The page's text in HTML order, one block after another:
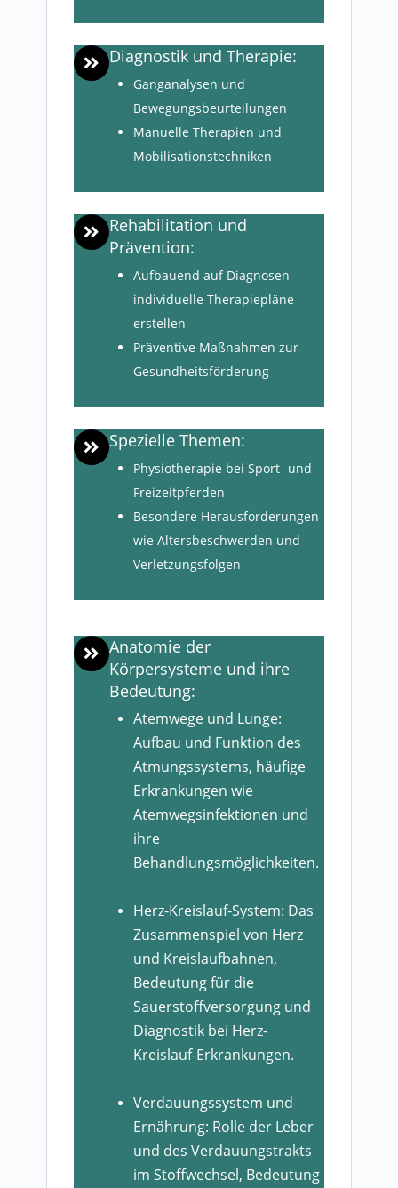
Diagnostik und Therapie:
Ganganalysen und
Bewegungsbeurteilungen
Manuelle Therapien und
Mobilisationstechniken
Rehabilitation und
Prävention:
Aufbauend auf Diagnosen
individuelle Therapiepläne
erstellen
Präventive Maßnahmen zur
Gesundheitsförderung
Spezielle Themen:
Physiotherapie bei Sport- und
Freizeitpferden
Besondere Herausforderungen
wie Altersbeschwerden und
Verletzungsfolgen
Anatomie der
Körpersysteme und ihre
Bedeutung:
Atemwege und Lunge:
Aufbau und Funktion des
Atmungssystems, häufige
Erkrankungen wie
Atemwegsinfektionen und
ihre
Behandlungsmöglichkeiten.
Herz-Kreislauf-System: Das
Zusammenspiel von Herz
und Kreislaufbahnen,
Bedeutung für die
Sauerstoffversorgung und
Diagnostik bei Herz-
Kreislauf-Erkrankungen.
Verdauungssystem und
Ernährung: Rolle der Leber
und des Verdauungstrakts
im Stoffwechsel, Bedeutung